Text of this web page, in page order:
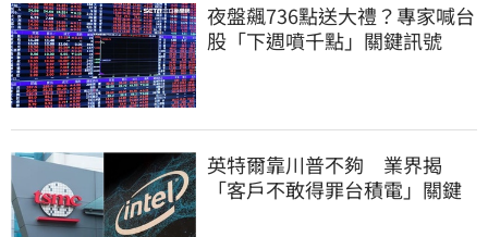
夜盤飆736點送大禮？專家喊台
股「下週噴千點」關鍵訊號
英特爾靠川普不夠 業界揭
「客戶不敢得罪台積電」關鍵